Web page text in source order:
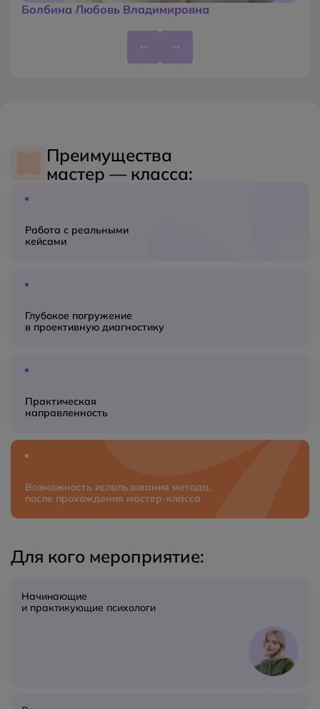
Болбина Любовь Владимировна
Преимущества
мастер — класса:
Работа с реальными
кейсами
Глубокое погружение
в проективную диагностику
Практическая
направленность
Возможность использования метода,
после прохождения мастер‑класса
Для кого мероприятие:
Начинающие
и практикующие психологи